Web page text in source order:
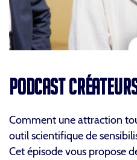
PODCAST
Comment une attraction
outil scientifique de
Cet épisode vous propose